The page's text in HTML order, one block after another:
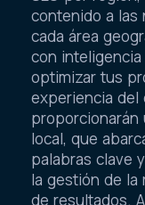
contenido a las
cada área
con
optimizar tus
experiencia del
proporcionarán
local, que
palabras clave
la gestión de la
de resultados.